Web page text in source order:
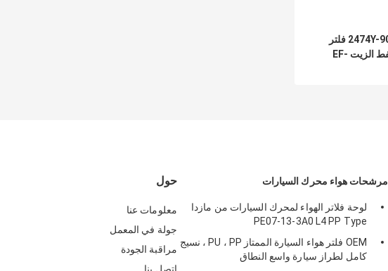
2474Y-9029 فلتر
شفط الزيت EF-
حول
معلومات عنا
جولة في المعمل
مراقبة الجودة
مرشحات هواء محرك السيارات
لوحة فلاتر الهواء لمحرك السيارات من مازدا
PE07-13-3A0 L4 PP Type
OEM فلتر هواء السيارة الممتاز PU ، PP ، نسيج
كامل لطراز سيارة واسع النطاق